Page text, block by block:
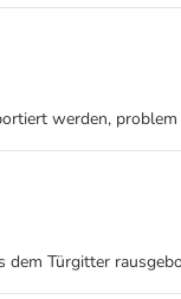
werden,
Türgitter